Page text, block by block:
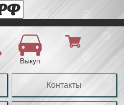
Выкуп
Контакты